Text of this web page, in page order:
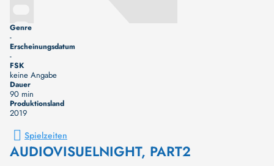
Genre
-
Erscheinungsdatum
-
FSK
keine Angabe
Dauer
90 min
Produktionsland
2019
Spielzeiten
AUDIOVISUELNIGHT, PART2